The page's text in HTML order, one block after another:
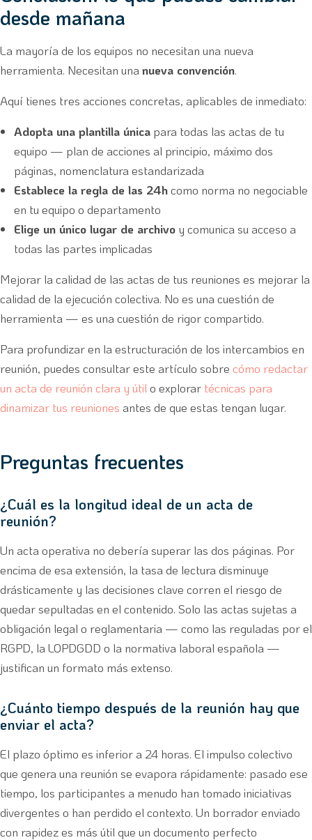
desde mañana
La mayoría de los equipos no necesitan una nueva
herramienta. Necesitan una nueva convención.
Aquí tienes tres acciones concretas, aplicables de inmediato:
Adopta una plantilla única para todas las actas de tu
equipo — plan de acciones al principio, máximo dos
páginas, nomenclatura estandarizada
Establece la regla de las 24hcomo norma no negociable
en tu equipo o departamento
Elige un único lugar de archivo y comunica su acceso a
todas las partes implicadas
Mejorar la calidad de las actas de tus reuniones es mejorar la
calidad de la ejecución colectiva. No es una cuestión de
herramienta — es una cuestión de rigor compartido.
Para profundizar en la estructuración de los intercambios en
reunión, puedes consultar este artículo sobre cómo redactar
un acta de reunión clara y útil o explorar técnicas para
dinamizar tus reuniones antes de que estas tengan lugar.
Preguntas frecuentes
¿Cuál es la longitud ideal de un acta de
reunión?
Un acta operativa no debería superar las dos páginas. Por
encima de esa extensión, la tasa de lectura disminuye
drásticamente y las decisiones clave corren el riesgo de
quedar sepultadas en el contenido. Solo las actas sujetas a
obligación legal o reglamentaria — como las reguladas por el
RGPD, la LOPDGDD o la normativa laboral española —
justifican un formato más extenso.
¿Cuánto tiempo después de la reunión hay que
enviar el acta?
El plazo óptimo es inferior a 24 horas. El impulso colectivo
que genera una reunión se evapora rápidamente: pasado ese
tiempo, los participantes a menudo han tomado iniciativas
divergentes o han perdido el contexto. Un borrador enviado
con rapidez es más útil que un documento perfecto